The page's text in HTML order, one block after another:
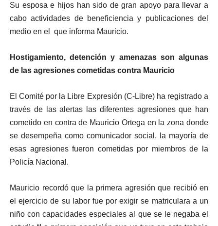
Su esposa e hijos han sido de gran apoyo para llevar a
cabo actividades de beneficiencia y publicaciones del
medio en el que informa Mauricio.
Hostigamiento, detención y amenazas son algunas
de las agresiones cometidas contra Mauricio
El Comité por la Libre Expresión (C-Libre) ha registrado a
través de las alertas las diferentes agresiones que han
cometido en contra de Mauricio Ortega en la zona donde
se desempeña como comunicador social, la mayoría de
esas agresiones fueron cometidas por miembros de la
Policía Nacional.
Mauricio recordó que la primera agresión que recibió en
el ejercicio de su labor fue por exigir se matriculara a un
niño con capacidades especiales al que se le negaba el